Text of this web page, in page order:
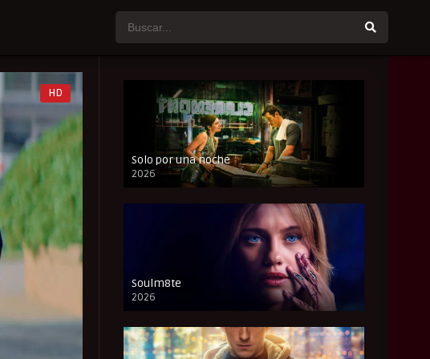
HD
Solo por una noche
2026
CAM
Soulm8te
2026
FULL HD